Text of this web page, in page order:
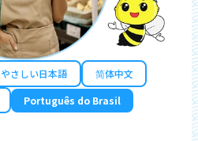
やさしい日本語
简体中文
Português do Brasil